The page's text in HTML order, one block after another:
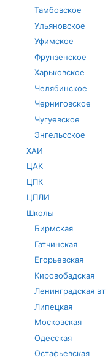
Тамбовское
Ульяновское
Уфимское
Фрунзенское
Харьковское
Челябинское
Черниговское
Чугуевское
Энгельсское
ХАИ
ЦАК
ЦПК
ЦПЛИ
Школы
Бирмская
Гатчинская
Егорьевская
Кировобадская
Ленинградская вт
Липецкая
Московская
Одесская
Остафьевская